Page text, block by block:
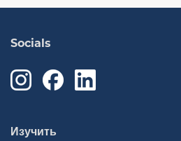
Socials
Изучить